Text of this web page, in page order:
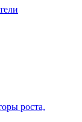
роста,